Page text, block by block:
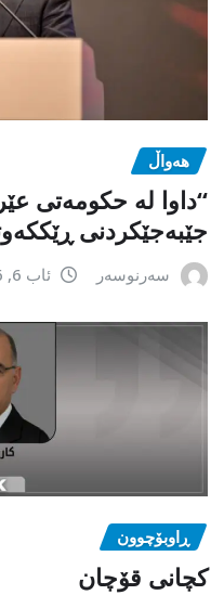
هەواڵ
“داوا لە حكومەتی
جێبەجێكردنی
سەرنوسەر ئاب 6, 2026
ڕاوبۆچوون
کچانی قۆچان